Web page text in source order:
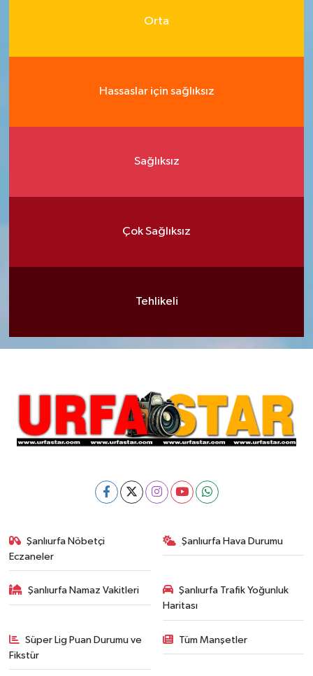
Orta
Hassaslar için sağlıksız
Sağlıksız
Çok Sağlıksız
Tehlikeli
Şanlıurfa Nöbetçi
Eczaneler
Şanlıurfa Hava Durumu
Şanlıurfa Namaz Vakitleri
Şanlıurfa Trafik Yoğunluk
Haritası
Süper Lig Puan Durumu ve
Fikstür
Tüm Manşetler